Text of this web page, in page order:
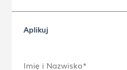
Aplikuj
Imię i Nazwisko*